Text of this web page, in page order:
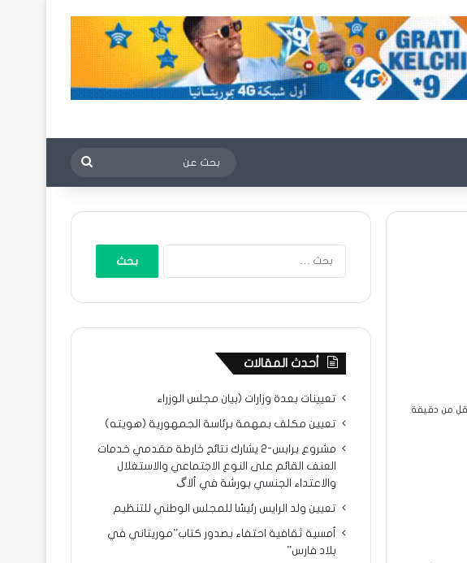
بحث
عن
أقل من دقيقة
أحدث المقالات
تعيينات بعدة وزارات (بيان مجلس الوزراء
تعيين مكلف بمهمة برئاسة الجمهورية (هويته)
مشروع برابس-2 يشارك نتائح خارطة مقدمي خدمات
العنف القائم على النوع الاجتماعي والاستغلال
والاعتداء الجنسي بورشة في ألاگ
تعيين ولد الرايس رئيسًا للمجلس الوطني للتنظيم
أمسية ثقافية احتفاء بصدور كتاب”موريتاني في
بلاد فارس”